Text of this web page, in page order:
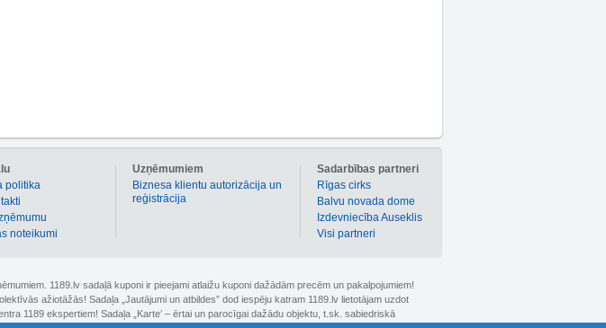
Sadarbības partneri
Rīgas cirks
Balvu novada dome
Izdevniecība Auseklis
Visi partneri
Uzņēmumiem
Biznesa klientu autorizācija un
reģistrācija
politika
noteikumi
1189.lv sadaļā kuponi ir pieejami atlaižu kuponi dažādām precēm un pakalpojumiem!
ažiotāžās! Sadaļa „Jautājumi un atbildes” dod iespēju katram 1189.lv lietotājam uzdot
1189 ekspertiem! Sadaļa „Karte’ – ērtai un parocīgai dažādu objektu, t.sk. sabiedriskā